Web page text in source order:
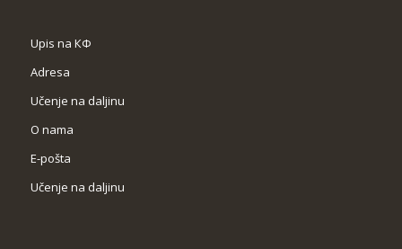
Upis na КФ
Adresa
Učenje na daljinu
O nama
Е-pošta
Učenje na daljinu